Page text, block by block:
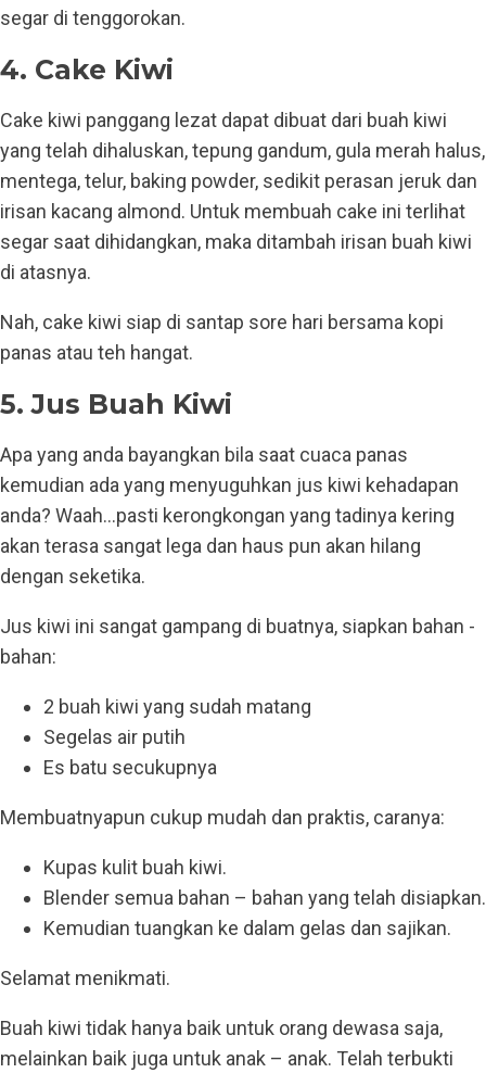
segar di tenggorokan.
4. Cake Kiwi
Cake kiwi panggang lezat dapat dibuat dari buah kiwi
yang telah dihaluskan, tepung gandum, gula merah halus,
mentega, telur, baking powder, sedikit perasan jeruk dan
irisan kacang almond. Untuk membuah cake ini terlihat
segar saat dihidangkan, maka ditambah irisan buah kiwi
di atasnya.
Nah, cake kiwi siap di santap sore hari bersama kopi
panas atau teh hangat.
5. Jus Buah Kiwi
Apa yang anda bayangkan bila saat cuaca panas
kemudian ada yang menyuguhkan jus kiwi kehadapan
anda? Waah…pasti kerongkongan yang tadinya kering
akan terasa sangat lega dan haus pun akan hilang
dengan seketika.
Jus kiwi ini sangat gampang di buatnya, siapkan bahan -
bahan:
2 buah kiwi yang sudah matang
Segelas air putih
Es batu secukupnya
Membuatnyapun cukup mudah dan praktis, caranya:
Kupas kulit buah kiwi.
Blender semua bahan – bahan yang telah disiapkan.
Kemudian tuangkan ke dalam gelas dan sajikan.
Selamat menikmati.
Buah kiwi tidak hanya baik untuk orang dewasa saja,
melainkan baik juga untuk anak – anak. Telah terbukti